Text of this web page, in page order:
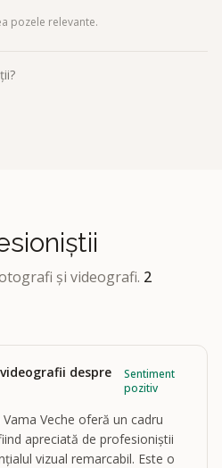
pozele relevante.
și videografi. 2
despre
Sentiment
pozitiv
Veche oferă un cadru
apreciată de profesioniștii
vizual remarcabil. Este o